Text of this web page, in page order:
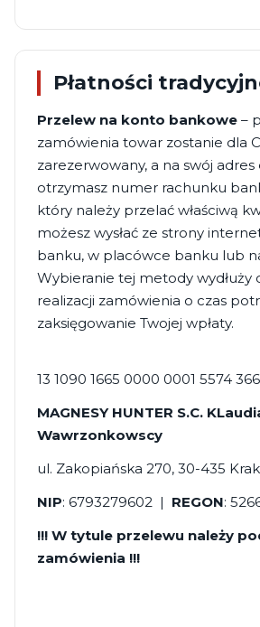
Płatności
Przelew na konto bankowe –
zamówienia towar zostanie dla
zarezerwowany, a na swój adres
otrzymasz numer rachunku
który należy przelać właściwą
możesz wysłać ze strony
banku, w placówce banku lub
Wybieranie tej metody wydłuży
realizacji zamówienia o czas
zaksięgowanie Twojej wpłaty.
13 1090 1665 0000 0001 5574
MAGNESY HUNTER S.C.
Wawrzonkowscy
ul. Zakopiańska 270, 30-435
NIP: 6793279602 | REGON:
!!! W tytule przelewu należy
zamówienia !!!